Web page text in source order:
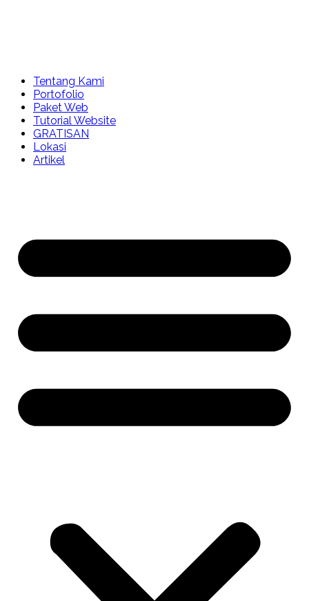
Tentang Kami
Portofolio
Paket Web
Tutorial Website
GRATISAN
Lokasi
Artikel